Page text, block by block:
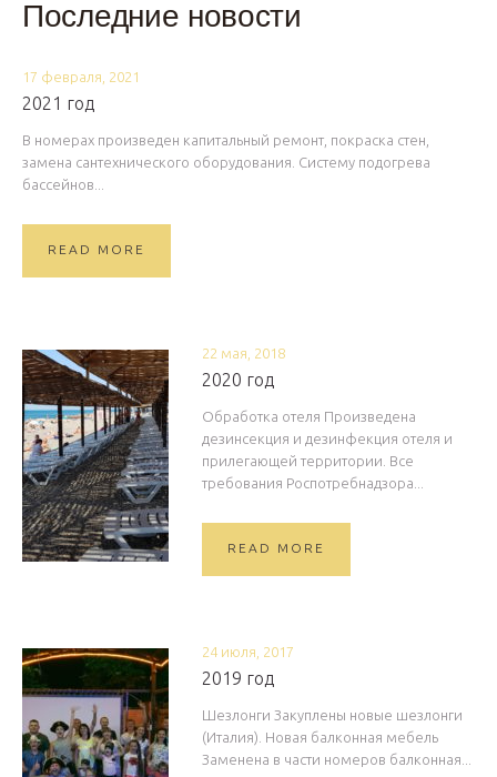
Последние новости
17 февраля, 2021
2021 год
В номерах произведен капитальный ремонт, покраска стен,
замена сантехнического оборудования. Систему подогрева
бассейнов...
READ MORE
22 мая, 2018
2020 год
Обработка отеля Произведена
дезинсекция и дезинфекция отеля и
прилегающей территории. Все
требования Роспотребнадзора...
READ MORE
24 июля, 2017
2019 год
Шезлонги Закуплены новые шезлонги
(Италия). Новая балконная мебель
Заменена в части номеров балконная...